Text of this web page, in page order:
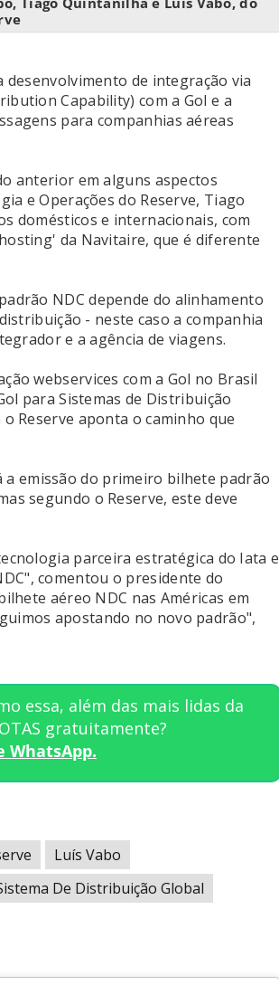
de integração via
Capability) com a Gol e a
para companhias aéreas
anterior em alguns aspectos
e Operações do Reserve, Tiago
domésticos e internacionais, com
da Navitaire, que é diferente
NDC depende do alinhamento
- neste caso a companhia
e a agência de viagens.
webservices com a Gol no Brasil
para Sistemas de Distribuição
Reserve aponta o caminho que
a emissão do primeiro bilhete padrão
segundo o Reserve, este deve
parceira estratégica do Iata e
comentou o presidente do
aéreo NDC nas Américas em
apostando no novo padrão",
essa, além das mais lidas da
gratuitamente?
WhatsApp.
Luís Vabo
De Distribuição Global